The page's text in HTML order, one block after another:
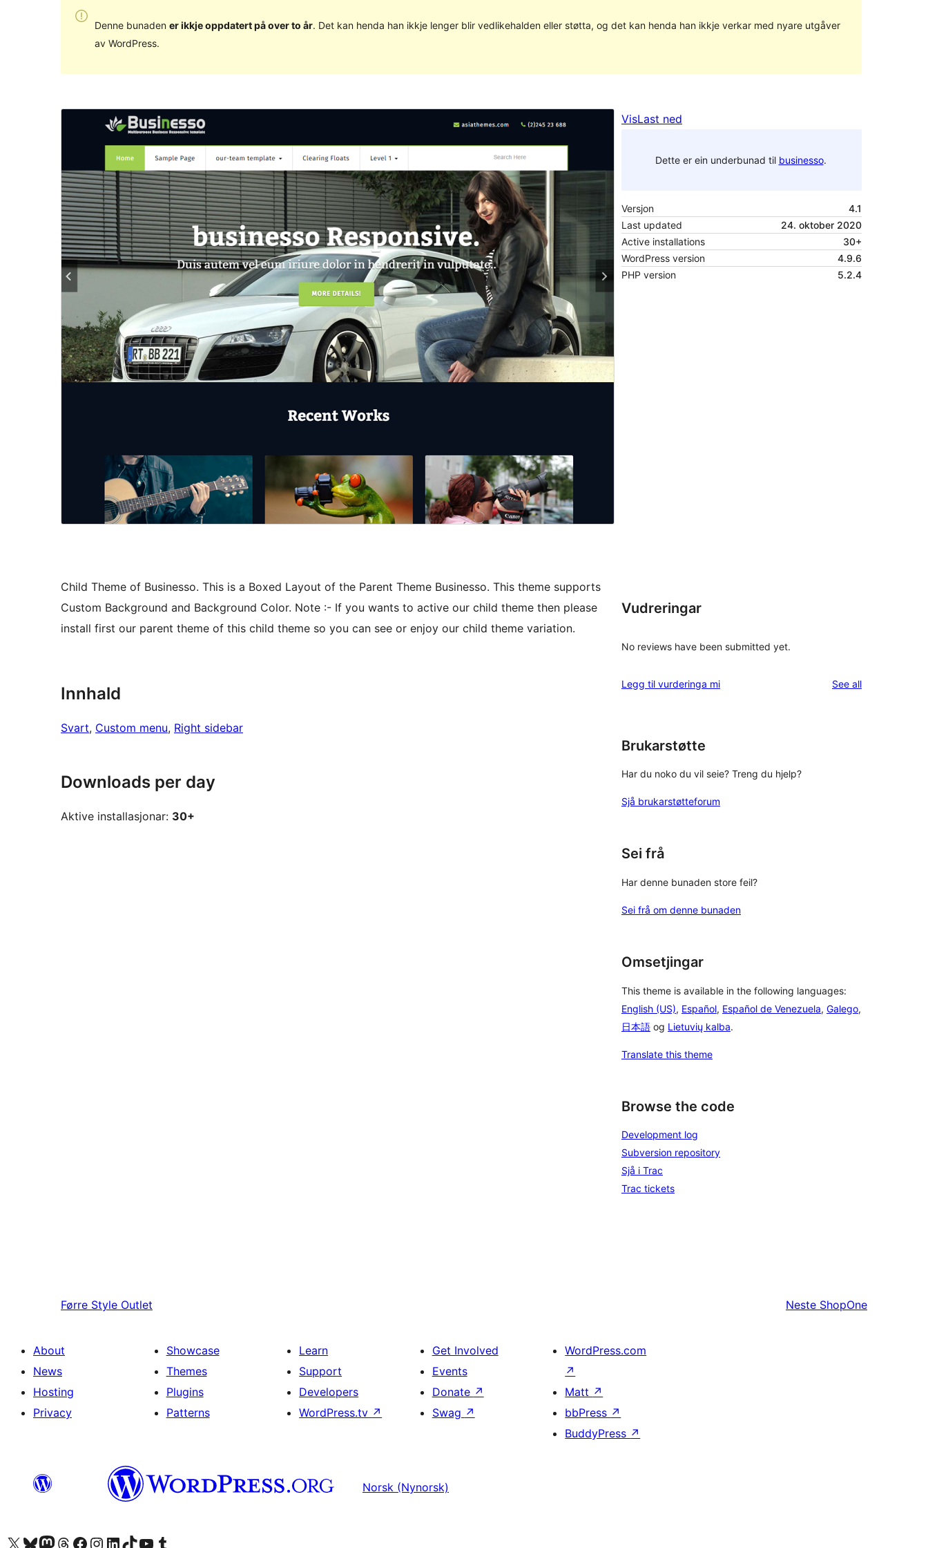
Denne bunaden er ikkje oppdatert på over to år. Det kan henda han ikkje lenger blir vedlikehalden eller støtta, og det kan henda han ikkje verkar med nyare utgåver
av WordPress.
VisLast ned
Dette er ein underbunad til businesso.
Versjon
4.1
Last updated
24. oktober 2020
Active installations
30+
WordPress version
4.9.6
PHP version
5.2.4
Child Theme of Businesso. This is a Boxed Layout of the Parent Theme Businesso. This theme supports
Custom Background and Background Color. Note :- If you wants to active our child theme then please
install first our parent theme of this child theme so you can see or enjoy our child theme variation.
Innhald
Svart, Custom menu, Right sidebar
Downloads per day
Aktive installasjonar: 30+
Vudreringar
No reviews have been submitted yet.
Legg til vurderinga mi See allreviews
Brukarstøtte
Har du noko du vil seie? Treng du hjelp?
Sjå brukarstøtteforum
Sei frå
Har denne bunaden store feil?
Sei frå om denne bunaden
Omsetjingar
This theme is available in the following languages:
English (US), Español, Español de Venezuela, Galego,
日本語 og Lietuvių kalba.
Translate this theme
Browse the code
Development log
Subversion repository
Sjå i Trac
Trac tickets
Førre Style Outlet Neste ShopOne
About
News
Hosting
Privacy
Showcase
Themes
Plugins
Patterns
Learn
Support
Developers
WordPress.tv ↗
Get Involved
Events
Donate ↗
Swag ↗
WordPress.com
↗
Matt ↗
bbPress ↗
BuddyPress ↗
Norsk (Nynorsk)
Visit our X (formerly Twitter) account
Visit our Bluesky account
Visit our Mastodon account
Visit our Threads account
Visit our Facebook page
Visit our Instagram account
Visit our LinkedIn account
Visit our TikTok account
Visit our YouTube channel
Visit our Tumblr account